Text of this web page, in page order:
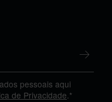
pessoais aqui
de Privacidade.*